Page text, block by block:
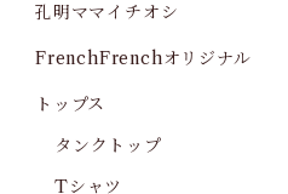
孔明ママイチオシ
FrenchFrenchオリジナル
トップス
タンクトップ
Tシャツ